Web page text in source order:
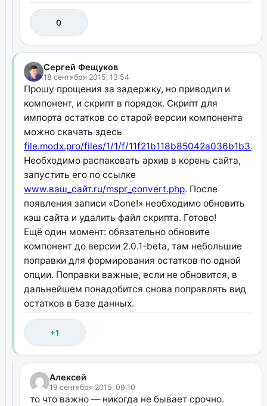
0
Сергей Фещуков
18 сентября 2015, 13:54
Прошу прощения за задержку, но приводил и
компонент, и скрипт в порядок. Скрипт для
импорта остатков со старой версии компонента
можно скачать здесь
file.modx.pro/files/1/1/f/
Необходимо распаковать архив в корень сайта,
запустить его по ссылке
www.ваш_сайт.ru/mspr_convert.php. После
появления записи «Done!» необходимо обновить
кэш сайта и удалить файл скрипта. Готово!
Ещё один момент: обязательно обновите
компонент до версии 2.0.1-beta, там небольшие
поправки для формирования остатков по одной
опции. Поправки важные, если не обновится, в
дальнейшем понадобится снова поправлять вид
остатков в базе данных.
+1
Алексей
19 сентября 2015, 09:10
то что важно — никогда не бывает срочно.